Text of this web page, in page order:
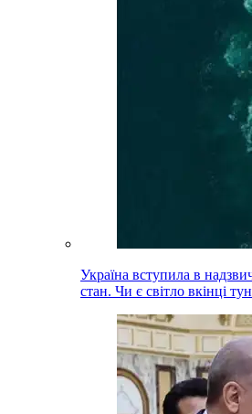
Україна вступила в
стан. Чи є світло вкінці